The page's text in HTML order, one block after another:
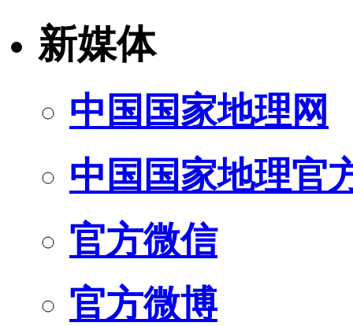
新媒体
中国国家地理网
中国国家地理官
官方微信
官方微博